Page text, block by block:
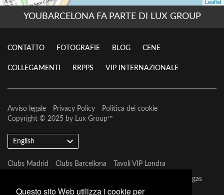
Questo sito Web utilizza i cookie per
YOUBARCELONA FA PARTE DI LUX GROUP
CONTATTO FOTOGRAFIE BLOG CENE
COLLEGAMENTI RRPPS VIP INTERNAZIONALE
Avviso legale Privacy Policy
Politica dei cookie
Copyright © 2025 by Lux Group™
English
Clubs Madrid Clubs Barcellona Tavoli VIP Londra
Tavoli VIP Las Vegas